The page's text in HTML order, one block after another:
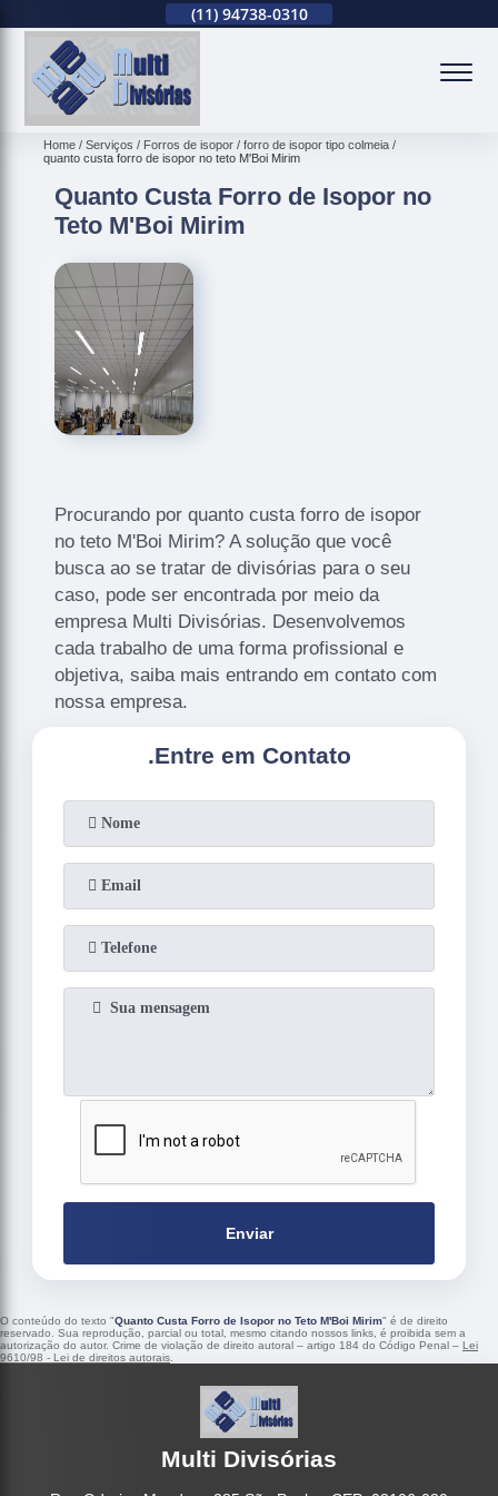
(11) 94738-0310
Home Serviços Forros de isopor
forro de isopor tipo colmeia
quanto custa forro de isopor no teto M'Boi Mirim
Quanto Custa Forro de Isopor no
Teto M'Boi Mirim
Procurando por quanto custa forro de isopor
no teto M'Boi Mirim? A solução que você
busca ao se tratar de divisórias para o seu
caso, pode ser encontrada por meio da
empresa Multi Divisórias. Desenvolvemos
cada trabalho de uma forma profissional e
objetiva, saiba mais entrando em contato com
nossa empresa.
.Entre em Contato
Enviar
O conteúdo do texto "Quanto Custa Forro de Isopor no Teto M'Boi Mirim" é de direito
reservado. Sua reprodução, parcial ou total, mesmo citando nossos links, é proibida sem a
autorização do autor. Crime de violação de direito autoral – artigo 184 do Código Penal – Lei
9610/98 - Lei de direitos autorais
Multi Divisórias